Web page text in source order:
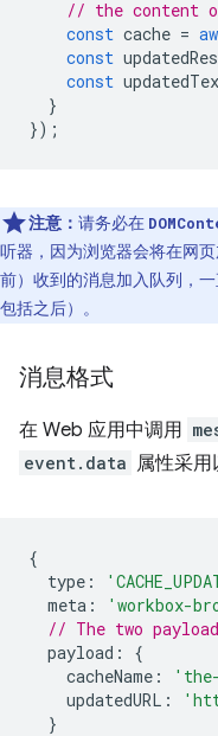
// the content
const cache =
const
const
}
});
注意： 请务必在
听器，因为浏览器会将在网
前）收到的消息加入队列，
包括之后）。
消息格式
在 Web 应用中调用
event.data 属性采用
{
type :
meta : 'workbox-
// The two
payload :
{
cacheName : 'the-
updatedURL :
}